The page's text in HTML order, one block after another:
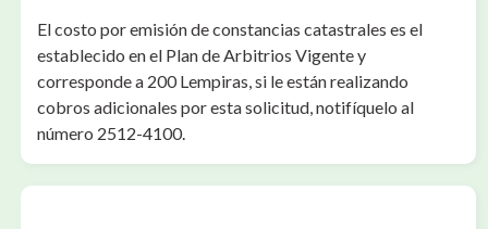
El costo por emisión de constancias catastrales es el
establecido en el Plan de Arbitrios Vigente y
corresponde a 200 Lempiras, si le están realizando
cobros adicionales por esta solicitud, notifíquelo al
número 2512-4100.